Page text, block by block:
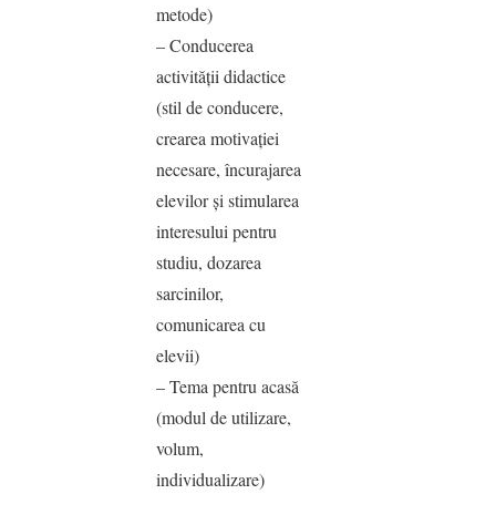
metode)
– Conducerea
activităţii didactice
(stil de conducere,
crearea motivaţiei
necesare, încurajarea
elevilor şi stimularea
interesului pentru
studiu, dozarea
sarcinilor,
comunicarea cu
elevii)
– Tema pentru acasă
(modul de utilizare,
volum,
individualizare)